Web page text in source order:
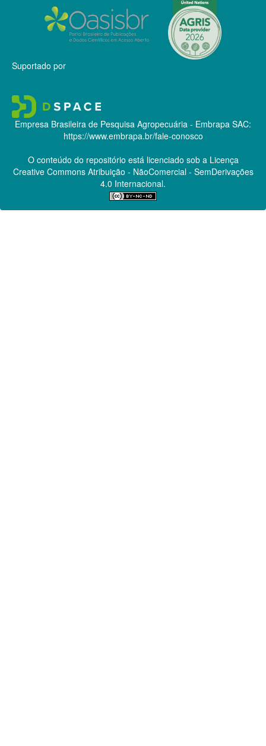
Suportado por
Empresa Brasileira de Pesquisa Agropecuária - Embrapa SAC:
https://www.embrapa.br/fale-conosco
O conteúdo do repositório está licenciado sob a Licença
Creative CommonsAtribuição - NãoComercial - SemDerivações
4.0 Internacional.